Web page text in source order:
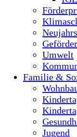
Umwelt
Familie &
Jugend